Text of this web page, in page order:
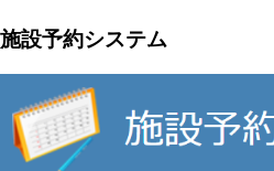
施設予約システム